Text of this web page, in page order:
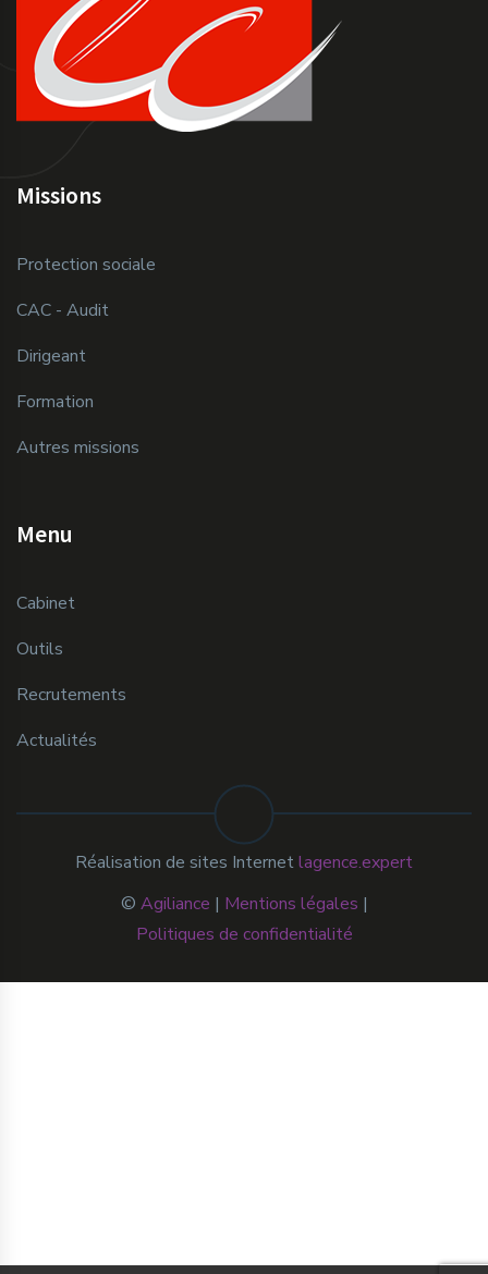
Missions
Protection sociale
CAC - Audit
Dirigeant
Formation
Autres missions
Menu
Cabinet
Outils
Recrutements
Actualités
© Agiliance | Mentions légales |
Politiques de confidentialité
Réalisation de sites Internetlagence.expert